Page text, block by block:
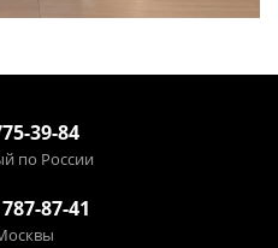
39-84
по России
87-41